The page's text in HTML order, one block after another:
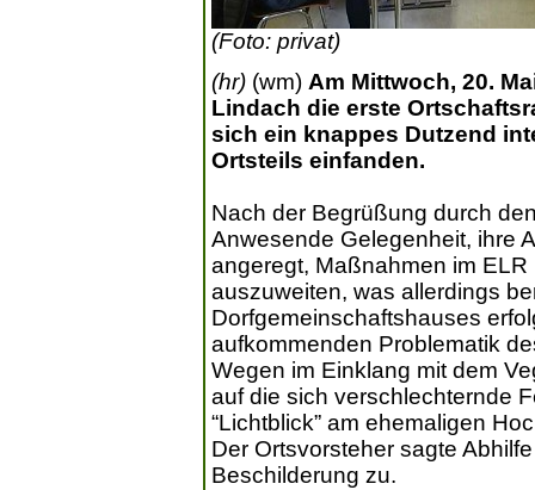
(Foto: privat)
(hr) (wm) Am Mittwoch, 20.
Lindach die erste
sich ein knappes Dutzend
Ortsteils einfanden.
Nach der Begrüßung durch
Anwesende Gelegenheit, ihre
angeregt, Maßnahmen im
auszuweiten, was allerdings
Dorfgemeinschaftshauses
aufkommenden Problematik
Wegen im Einklang mit dem
auf die sich verschlechternde
“Lichtblick” am ehemaligen
Der Ortsvorsteher sagte
Beschilderung zu.